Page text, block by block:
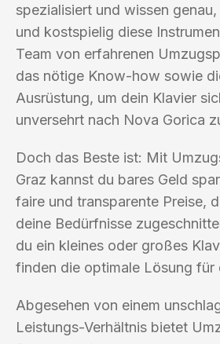
spezialisiert und wissen
und kostspielig diese
Team von erfahrenen
das nötige Know-how sowie
Ausrüstung, um dein Klavier
unversehrt nach Nova Gorica
Doch das Beste ist: Mit
Graz kannst du bares Geld
faire und transparente Preise,
deine Bedürfnisse
du ein kleines oder großes
finden die optimale Lösung für
Abgesehen von einem
Leistungs-Verhältnis bietet